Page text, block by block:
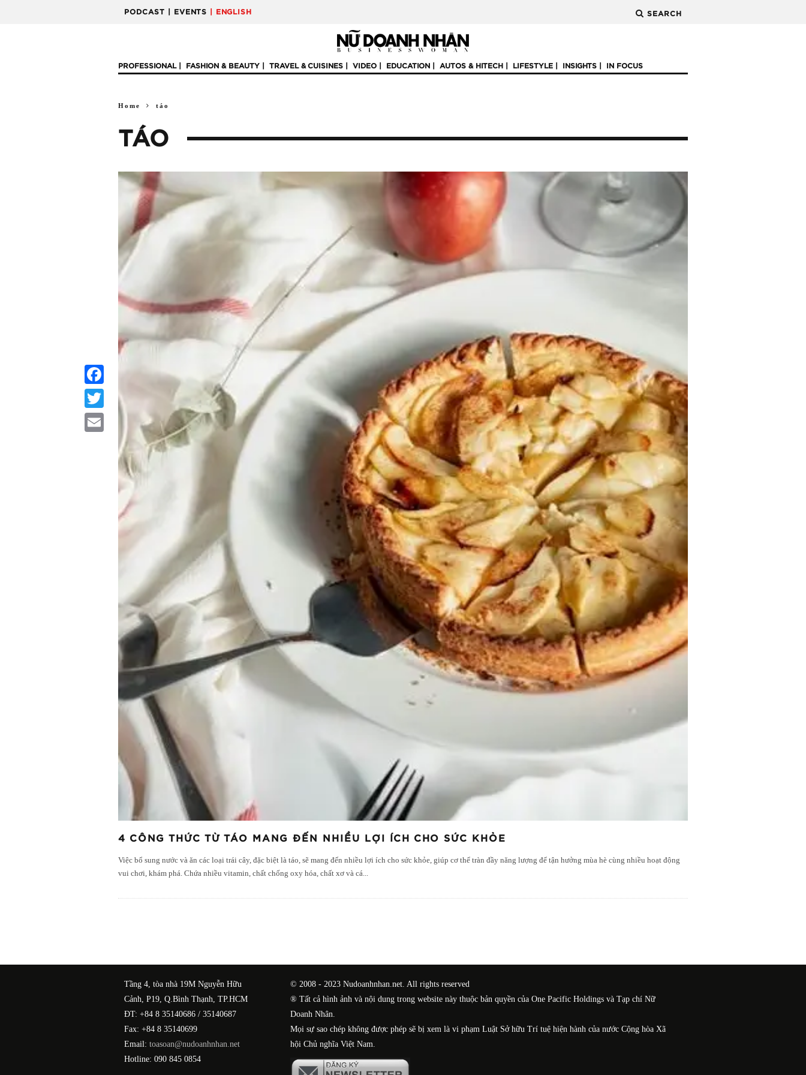
PODCAST | EVENTS | ENGLISH SEARCH
PROFESSIONAL FASHION & BEAUTY TRAVEL & CUISINES VIDEO EDUCATION AUTOS & HITECH LIFESTYLE INSIGHTS IN FOCUS
Home táo
TÁO
4 CÔNG THỨC TỪ TÁO MANG ĐẾN NHIỀU LỢI ÍCH CHO SỨC KHỎE
Việc bổ sung nước và ăn các loại trái cây, đặc biệt là táo, sẽ mang đến nhiều lợi ích cho sức khỏe, giúp cơ thể tràn đầy năng lượng để tận hưởng mùa hè cùng nhiều hoạt động
vui chơi, khám phá. Chứa nhiều vitamin, chất chống oxy hóa, chất xơ và cá...
Facebook
Twitter
Tầng 4, tòa nhà 19M Nguyễn Hữu
Cảnh, P19, Q.Bình Thạnh, TP.HCM
ĐT: +84 8 35140686 / 35140687
Fax: +84 8 35140699
Email: toasoan@nudoanhnhan.net
Hotline: 090 845 0854
© 2008 - 2023 Nudoanhnhan.net. All rights reserved
® Tất cả hình ảnh và nội dung trong website này thuộc bản quyền của One Pacific Holdings và Tạp chí Nữ
Doanh Nhân.
Mọi sự sao chép không được phép sẽ bị xem là vi phạm Luật Sở hữu Trí tuệ hiện hành của nước Cộng hòa Xã
hội Chủ nghĩa Việt Nam.